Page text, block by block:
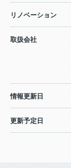
リノベーション
取扱会社
情報更新日
更新予定日